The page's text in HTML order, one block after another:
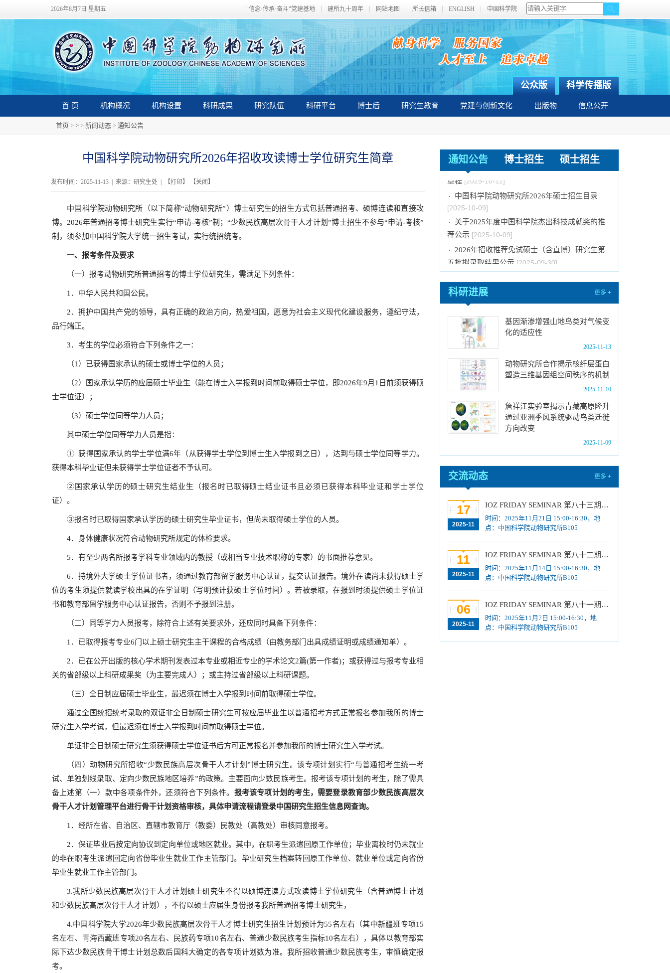
2026年8月7日 星期五 "信念·传承·奋斗"党建基地 建所九十周年 网站地图 所长信箱 ENGLISH 中国科学院
科学传播版
公众版
首 页 机构概况 机构设置 科研成果 研究队伍 科研平台 博士后 研究生教育 党建与创新文化 出版物 信息公开
首页 > > > 新闻动态 > 通知公告
中国科学院动物研究所2026年招收攻读博士学位研究生简章
发布时间：2025-11-13 | 来源：研究生处 | 【打印】 【关闭 】
中国科学院动物研究所（以下简称“动物研究所”）博士研究生的招生方式包括普通招考、硕博连读和直接攻
博。2026年普通招考博士研究生实行“申请-考核”制；“少数民族高层次骨干人才计划”博士招生不参与“申请-考核”
制，须参加中国科学院大学统一招生考试，实行统招统考。
一、报考条件及要求
（一）报考动物研究所普通招考的博士学位研究生，需满足下列条件：
1．中华人民共和国公民。
2．拥护中国共产党的领导，具有正确的政治方向，热爱祖国，愿意为社会主义现代化建设服务，遵纪守法，
品行端正。
3．考生的学位必须符合下列条件之一：
（1）已获得国家承认的硕士或博士学位的人员；
（2）国家承认学历的应届硕士毕业生（能在博士入学报到时间前取得硕士学位，即2026年9月1日前须获得硕
士学位证）；
（3）硕士学位同等学力人员；
其中硕士学位同等学力人员是指：
① 获得国家承认的学士学位满6年（从获得学士学位到博士生入学报到之日），达到与硕士学位同等学力。
获得本科毕业证但未获得学士学位证者不予认可。
②国家承认学历的硕士研究生结业生（报名时已取得硕士结业证书且必须已获得本科毕业证和学士学位
证）。
③报名时已取得国家承认学历的硕士研究生毕业证书，但尚未取得硕士学位的人员。
4．身体健康状况符合动物研究所规定的体检要求。
5．有至少两名所报考学科专业领域内的教授（或相当专业技术职称的专家）的书面推荐意见。
6．持境外大学硕士学位证书者，须通过教育部留学服务中心认证，提交认证报告。境外在读尚未获得硕士学
位的考生须提供就读学校出具的在学证明（写明预计获硕士学位时间）。若被录取，在报到时须提供硕士学位证
书和教育部留学服务中心认证报告，否则不予报到注册。
（二）同等学力人员报考，除符合上述有关要求外，还应同时具备下列条件：
1．已取得报考专业6门以上硕士研究生主干课程的合格成绩（由教务部门出具成绩证明或成绩通知单）。
2．已在公开出版的核心学术期刊发表过本专业或相近专业的学术论文2篇(第一作者)；或获得过与报考专业相
关的省部级以上科研成果奖（为主要完成人）；或主持过省部级以上科研课题。
（三）全日制应届硕士毕业生，最迟须在博士入学报到时间前取得硕士学位。
通过全国统招统考录取的双证非全日制硕士研究生可按应届毕业生以普通招考方式正常报名参加我所的博士
研究生入学考试，但最迟须在博士入学报到时间前取得硕士学位。
单证非全日制硕士研究生须获得硕士学位证书后方可正常报名并参加我所的博士研究生入学考试。
（四）动物研究所招收“少数民族高层次骨干人才计划”博士研究生。该专项计划实行“与普通招考生统一考
试、单独划线录取、定向少数民族地区培养”的政策。主要面向少数民族考生。报考该专项计划的考生，除了需具
备上述第（一）款中各项条件外，还须符合下列条件。 报考该专项计划的考生，需要登录教育部少数民族高层次
骨干人才计划管理平台进行骨干计划资格审核，具体申请流程请登录中国研究生招生信息网查询。
1．经所在省、自治区、直辖市教育厅（教委）民教处（高教处）审核同意报考。
2．保证毕业后按定向协议到定向单位或地区就业。其中，在职考生派遣回原工作单位；毕业离校时仍未就业
的非在职考生派遣回定向省份毕业生就业工作主管部门。毕业研究生档案转回原工作单位、就业单位或定向省份
毕业生就业工作主管部门。
3.我所少数民族高层次骨干人才计划硕士研究生不得以硕博连读方式攻读博士学位研究生（含普通博士计划
和少数民族高层次骨干人才计划），不得以硕士应届生身份报考我所普通招考博士研究生，
4.中国科学院大学2026年少数民族高层次骨干人才博士研究生招生计划预计为55名左右（其中新疆班专项15
名左右、青海西藏班专项20名左右、民族药专项10名左右、普通少数民族考生指标10名左右），具体以教育部实
际下达少数民族骨干博士计划总数后国科大确定的各专项计划数为准。我所招收普通少数民族考生，审慎确定报
考。
通知公告 博士招生 硕士招生
中国科学院动物研究所2026年硕士研究生招生
章程[2025-10-12]
中国科学院动物研究所2026年硕士招生目录
[2025-10-09]
关于2025年度中国科学院杰出科技成就奖的推
荐公示[2025-10-09]
2026年招收推荐免试硕士（含直博）研究生第
五批拟录取结果公示[2025-09-30]
2026年招收推荐免试硕士（含直博）研究生第
四批拟录取结果公示[2025-09-23]
2026年招收推荐免试硕士（含直博）研究生第
三批拟录取结果公示[2025-09-16]
中国科学院动物研究所2026年招收攻读博士学
位研究生简章
[2025-11-13]
中国科学院动物研究所2026年硕士研究生招生
章程[2025-10-12]
中国科学院动物研究所2026年硕士招生目录
[2025-10-09]
关于2025年度中国科学院杰出科技成就奖的推
五批拟录取结果公示
2026年推免生/直博生放弃拟录取资格名单公示
[2025-09-26]
2026年招收推荐免试硕士（含直博）研究生第
四批拟录取结果公示[2025-09-23]
2026年招收推荐免试硕士（含直博）研究生第
三批拟录取结果公示[2025-09-16]
科研进展 更多 +
基因渐渗增强山地鸟类对气候变
化的适应性
2025-11-13
动物研究所合作揭示核纤层蛋白
塑造三维基因组空间秩序的机制
2025-11-10
詹祥江实验室揭示青藏高原隆升
通过亚洲季风系统驱动鸟类迁徙
方向改变
2025-11-09
交流动态 更多 +
17
2025-11
IOZ FRIDAY SEMINAR 第八十三期：Circannual timekeeping - basic mechanisms and functional relevance、The Rhythms of Hibernation: Clocks, Metabolism, and Life in Slow Motion
时间：2025年11月21日 15:00-16:30，地
点：中国科学院动物研究所B105
11
2025-11
IOZ FRIDAY SEMINAR 第八十二期：RNA功能基因组学新技术及应用、The crosstalk between RNA modification and chromatin regulation
时间：2025年11月14日 15:00-16:30，地
点：中国科学院动物研究所B105
06
2025-11
IOZ FRIDAY SEMINAR 第八十一期：Archaic Genomes and Insights into Human Evolution
时间：2025年11月7日 15:00-16:30，地
点：中国科学院动物研究所B105